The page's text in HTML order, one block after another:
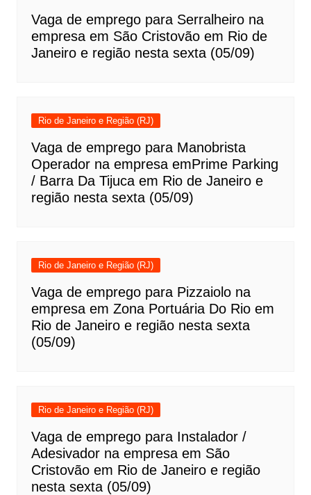
Vaga de emprego para Serralheiro na
empresa em São Cristovão em Rio de
Janeiro e região nesta sexta (05/09)
Rio de Janeiro e Região (RJ)
Vaga de emprego para Manobrista
Operador na empresa emPrime Parking
/ Barra Da Tijuca em Rio de Janeiro e
região nesta sexta (05/09)
Rio de Janeiro e Região (RJ)
Vaga de emprego para Pizzaiolo na
empresa em Zona Portuária Do Rio em
Rio de Janeiro e região nesta sexta
(05/09)
Rio de Janeiro e Região (RJ)
Vaga de emprego para Instalador /
Adesivador na empresa em São
Cristovão em Rio de Janeiro e região
nesta sexta (05/09)